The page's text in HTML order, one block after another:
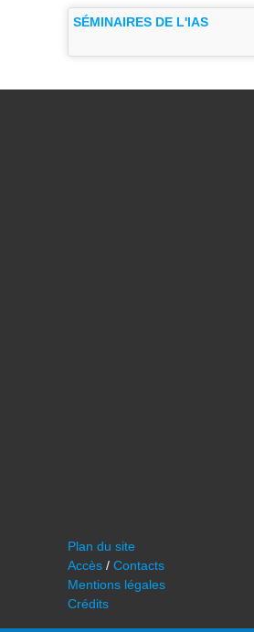
SÉMINAIRES DE L'IAS
Plan du site
Accès / Contacts
Mentions légales
Crédits